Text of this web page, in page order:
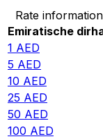
Rate
Emiratische
1 AED
5 AED
10 AED
25 AED
50 AED
100 AED